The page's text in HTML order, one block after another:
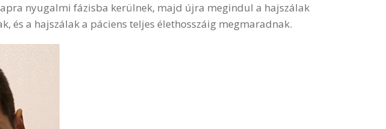
nyugalmi fázisba kerülnek, majd újra megindul a hajszálak
és a hajszálak a páciens teljes élethosszáig megmaradnak.